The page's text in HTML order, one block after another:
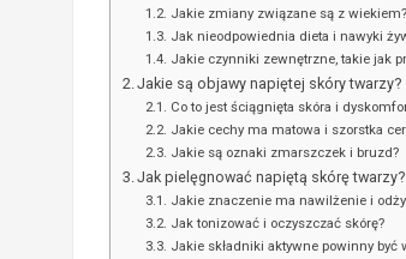
Jakie zmiany związane są z wiekiem?
Jak nieodpowiednia dieta i nawyki
Jakie czynniki zewnętrzne, takie jak
Jakie są objawy napiętej skóry twarzy?
Co to jest ściągnięta skóra i
Jakie cechy ma matowa i szorstka
Jakie są oznaki zmarszczek i bruzd?
Jak pielęgnować napiętą skórę twarzy?
Jakie znaczenie ma nawilżenie i
Jak tonizować i oczyszczać skórę?
Jakie składniki aktywne powinny być